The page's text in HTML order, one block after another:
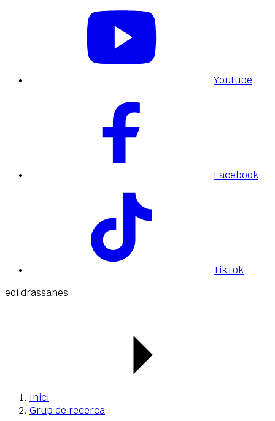
Youtube
Facebook
TikTok
eoi drassanes
Inici
Grup de recerca